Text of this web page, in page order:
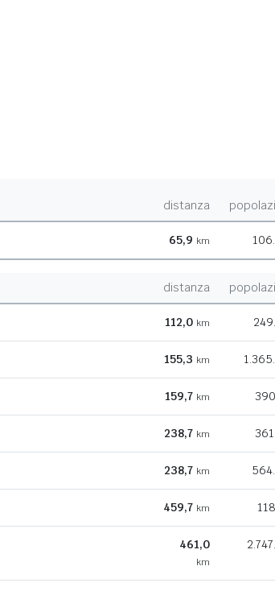
distanza
65,9 km
distanza
112,0 km
155,3 km
159,7 km
238,7 km
238,7 km
459,7 km
461,0
km